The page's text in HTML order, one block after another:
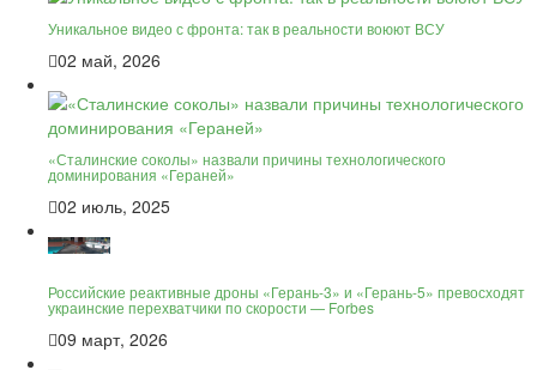
Уникальное видео с фронта: так в реальности воюют ВСУ
02 май, 2026
«Сталинские соколы» назвали причины технологического
доминирования «Гераней»
02 июль, 2025
Российские реактивные дроны «Герань-3» и «Герань-5» превосходят
украинские перехватчики по скорости — Forbes
09 март, 2026